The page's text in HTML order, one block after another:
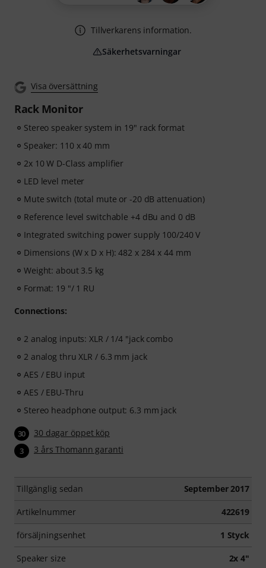
Visa översättning
Rack Monitor
Stereo speaker system in 19" rack format
Speaker: 110 x 40 mm
2x 10 W D-Class amplifier
LED level meter
Mute switch (total mute or -20 dB attenuation)
Reference level switchable +4 dBu and 0 dB
Integrated switching power supply 100/240 V
Dimensions (W x D x H): 482 x 284 x 44 mm
Weight: about 3.5 kg
Format: 19 "/ 1 RU
Connections:
2 analog inputs: XLR / 1/4 "jack combo
2 analog thru XLR / 6.3 mm jack
AES / EBU input
AES / EBU-Thru
Stereo headphone output: 6.3 mm jack
30 30 dagar öppet köp
3 3 års Thomann garanti
Tillgänglig sedan September 2017
Artikelnummer 422619
försäljningsenhet 1 Styck
Speaker size 2x 4"
Tillverkarens information.
Säkerhetsvarningar